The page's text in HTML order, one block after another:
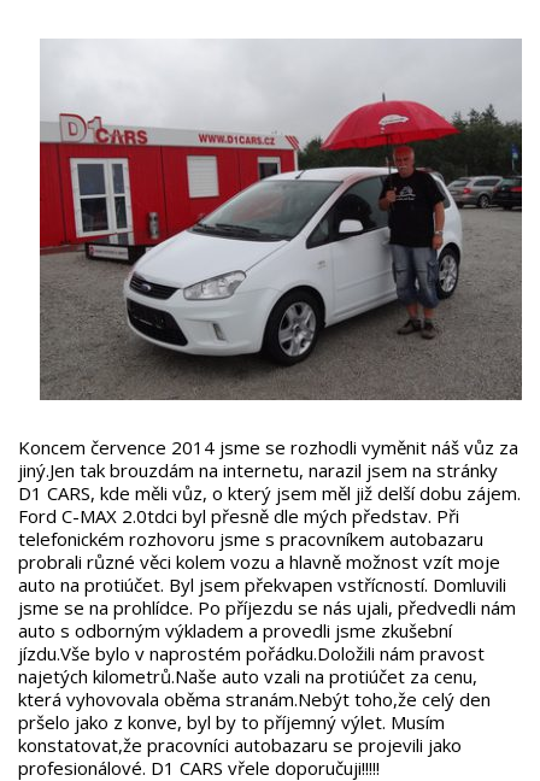
Koncem července 2014 jsme se rozhodli vyměnit náš vůz za
jiný.Jen tak brouzdám na internetu, narazil jsem na stránky
D1 CARS, kde měli vůz, o který jsem měl již delší dobu zájem.
Ford C-MAX 2.0tdci byl přesně dle mých představ. Při
telefonickém rozhovoru jsme s pracovníkem autobazaru
probrali různé věci kolem vozu a hlavně možnost vzít moje
auto na protiúčet. Byl jsem překvapen vstřícností. Domluvili
jsme se na prohlídce. Po příjezdu se nás ujali, předvedli nám
auto s odborným výkladem a provedli jsme zkušební
jízdu.Vše bylo v naprostém pořádku.Doložili nám pravost
najetých kilometrů.Naše auto vzali na protiúčet za cenu,
která vyhovovala oběma stranám.Nebýt toho,že celý den
pršelo jako z konve, byl by to příjemný výlet. Musím
konstatovat,že pracovníci autobazaru se projevili jako
profesionálové. D1 CARS vřele doporučuji!!!!!